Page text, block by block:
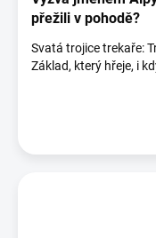
přežili v pohodě?
Svatá trojice trekaře:
Základ, který hřeje, i